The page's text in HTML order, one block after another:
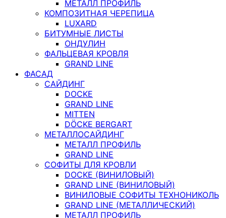
МЕТАЛЛ ПРОФИЛЬ
КОМПОЗИТНАЯ ЧЕРЕПИЦА
LUXARD
БИТУМНЫЕ ЛИСТЫ
ОНДУЛИН
ФАЛЬЦЕВАЯ КРОВЛЯ
GRAND LINE
ФАСАД
САЙДИНГ
DOCKE
GRAND LINE
MITTEN
DÖCKE BERGART
МЕТАЛЛОСАЙДИНГ
МЕТАЛЛ ПРОФИЛЬ
GRAND LINE
СОФИТЫ ДЛЯ КРОВЛИ
DOCKE (ВИНИЛОВЫЙ)
GRAND LINE (ВИНИЛОВЫЙ)
ВИНИЛОВЫЕ СОФИТЫ ТЕХНОНИКОЛЬ
GRAND LINE (МЕТАЛЛИЧЕСКИЙ)
МЕТАЛЛ ПРОФИЛЬ